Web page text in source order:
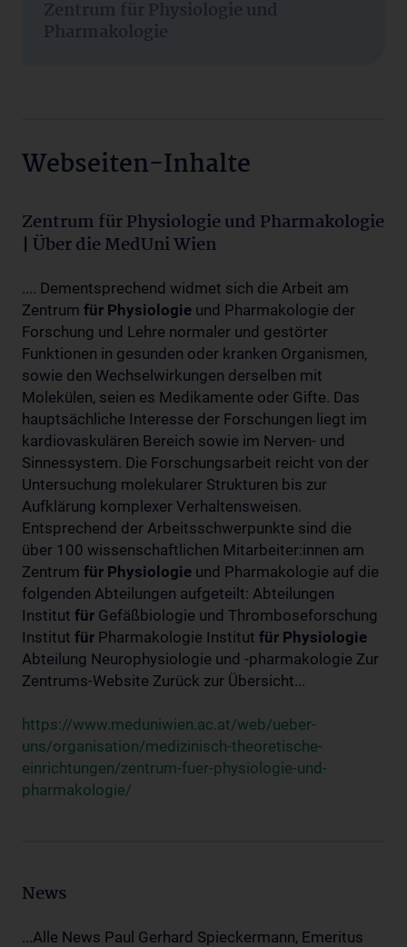
Zentrum für Physiologie und
Pharmakologie
Webseiten-Inhalte
Zentrum für Physiologie und Pharmakologie
| Über die MedUni Wien
.... Dementsprechend widmet sich die Arbeit am
Zentrum für Physiologie und Pharmakologie der
Forschung und Lehre normaler und gestörter
Funktionen in gesunden oder kranken Organismen,
sowie den Wechselwirkungen derselben mit
Molekülen, seien es Medikamente oder Gifte. Das
hauptsächliche Interesse der Forschungen liegt im
kardiovaskulären Bereich sowie im Nerven- und
Sinnessystem. Die Forschungsarbeit reicht von der
Untersuchung molekularer Strukturen bis zur
Aufklärung komplexer Verhaltensweisen.
Entsprechend der Arbeitsschwerpunkte sind die
über 100 wissenschaftlichen Mitarbeiter:innen am
Zentrum für Physiologie und Pharmakologie auf die
folgenden Abteilungen aufgeteilt: Abteilungen
Institut für Gefäßbiologie und Thromboseforschung
Institut für Pharmakologie Institut für Physiologie
Abteilung Neurophysiologie und -pharmakologie Zur
Zentrums-Website Zurück zur Übersicht...
https://www.meduniwien.ac.at/web/ueber-
uns/organisation/medizinisch-theoretische-
einrichtungen/zentrum-fuer-physiologie-und-
pharmakologie/
News
...Alle News Paul Gerhard Spieckermann, Emeritus